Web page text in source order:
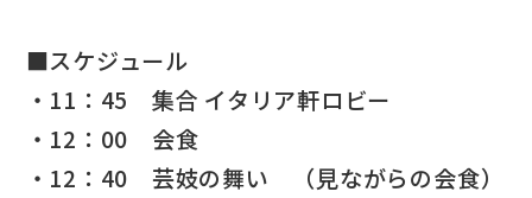
■スケジュール
・11：45 集合 イタリア軒ロビー
・12：00 会食
・12：40 芸妓の舞い （見ながらの会食）